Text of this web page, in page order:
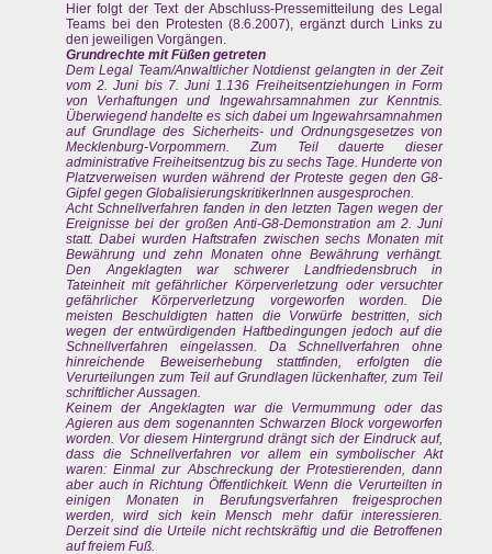
Hier folgt der Text der Abschluss-Pressemitteilung des Legal
Teams bei den Protesten (8.6.2007), ergänzt durch Links zu
den jeweiligen Vorgängen.
Grundrechte mit Füßen getreten
Dem Legal Team/Anwaltlicher Notdienst gelangten in der Zeit
vom 2. Juni bis 7. Juni 1.136 Freiheitsentziehungen in Form
von Verhaftungen und Ingewahrsamnahmen zur Kenntnis.
Überwiegend handelte es sich dabei um Ingewahrsamnahmen
auf Grundlage des Sicherheits- und Ordnungsgesetzes von
Mecklenburg-Vorpommern. Zum Teil dauerte dieser
administrative Freiheitsentzug bis zu sechs Tage. Hunderte von
Platzverweisen wurden während der Proteste gegen den G8-
Gipfel gegen GlobalisierungskritikerInnen ausgesprochen.
Acht Schnellverfahren fanden in den letzten Tagen wegen der
Ereignisse bei der großen Anti-G8-Demonstration am 2. Juni
statt. Dabei wurden Haftstrafen zwischen sechs Monaten mit
Bewährung und zehn Monaten ohne Bewährung verhängt.
Den Angeklagten war schwerer Landfriedensbruch in
Tateinheit mit gefährlicher Körperverletzung oder versuchter
gefährlicher Körperverletzung vorgeworfen worden. Die
meisten Beschuldigten hatten die Vorwürfe bestritten, sich
wegen der entwürdigenden Haftbedingungen jedoch auf die
Schnellverfahren eingelassen. Da Schnellverfahren ohne
hinreichende Beweiserhebung stattfinden, erfolgten die
Verurteilungen zum Teil auf Grundlagen lückenhafter, zum Teil
schriftlicher Aussagen.
Keinem der Angeklagten war die Vermummung oder das
Agieren aus dem sogenannten Schwarzen Block vorgeworfen
worden. Vor diesem Hintergrund drängt sich der Eindruck auf,
dass die Schnellverfahren vor allem ein symbolischer Akt
waren: Einmal zur Abschreckung der Protestierenden, dann
aber auch in Richtung Öffentlichkeit. Wenn die Verurteilten in
einigen Monaten in Berufungsverfahren freigesprochen
werden, wird sich kein Mensch mehr dafür interessieren.
Derzeit sind die Urteile nicht rechtskräftig und die Betroffenen
auf freiem Fuß.